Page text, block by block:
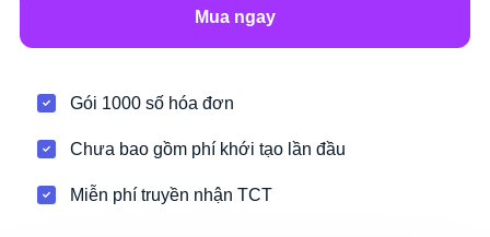
Mua ngay
Gói 1000 số hóa đơn
Chưa bao gồm phí khới tạo lần đầu
Miễn phí truyền nhận TCT